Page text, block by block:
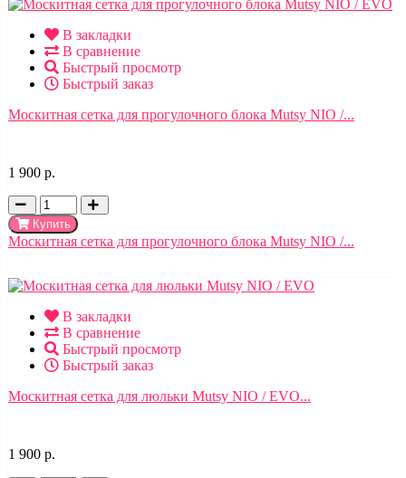
В закладки
В сравнение
Быстрый просмотр
Быстрый заказ
Москитная сетка для прогулочного блока Mutsy NIO /...
1 900 р.
Купить
Москитная сетка для прогулочного блока Mutsy NIO /...
В закладки
В сравнение
Быстрый просмотр
Быстрый заказ
Москитная сетка для люльки Mutsy NIO / EVO...
1 900 р.